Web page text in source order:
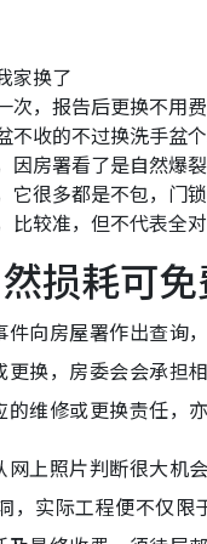
家换了
次，报告后更换不用
不收的不过换洗手盆
因房署看了是自然爆
它很多都是不包，门
比较准，但不代表全
损耗可
件向房屋署作出查
换， 房委会会承担
维修或更换责任，
上照片判断很大机
实际工程便不仅限